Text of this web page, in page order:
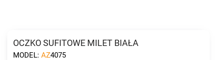
OCZKO SUFITOWE MILET BIAŁA
MODEL: AZ4075